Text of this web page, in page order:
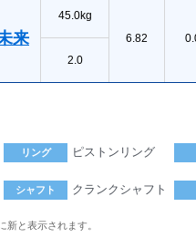
来
45.0kg
6.82
2.0
リング ピストンリング
シャフト クランクシャフト
新と表示されます。